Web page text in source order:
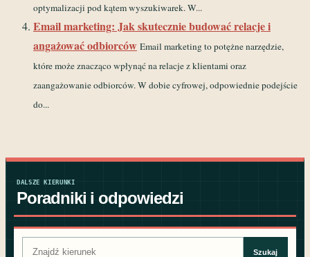
DALSZE KIERUNKI
Poradniki i odpowiedzi
Szukaj:
Szukaj
optymalizacji pod kątem wyszukiwarek. W...
Email marketing: Jak skutecznie budować relacje i
angażować odbiorców Email marketing to potężne narzędzie,
które może znacząco wpłynąć na relacje z klientami oraz
zaangażowanie odbiorców. W dobie cyfrowej, odpowiednie podejście
do...